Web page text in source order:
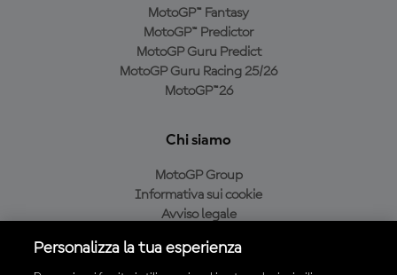
MotoGP™ Fantasy
MotoGP™ Predictor
MotoGP Guru Predict
MotoGP Guru Racing 25/26
MotoGP™26
Chi siamo
MotoGP Group
Informativa sui cookie
Avviso legale
Condizioni di acquisto
Personalizza la tua esperienza